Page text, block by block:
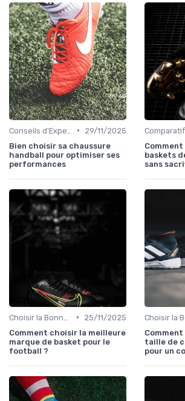
•
29/11/2025
Bien choisir sa chaussure
handball pour optimiser ses
performances
baskets
sans
•
25/11/2025
Comment choisir la meilleure
marque de basket pour le
football ?
taille de
pour un